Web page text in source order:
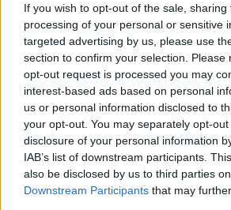
If you wish to opt-out of the sale,
processing of your personal or sensitive
targeted advertising by us, please use
section to confirm your selection. Please
opt-out request is processed you may
interest-based ads based on personal
us or personal information disclosed to
your opt-out. You may separately opt-
disclosure of your personal information
IAB’s list of downstream participants.
also be disclosed by us to third parties
Downstream Participants that may
2Συγκίνηση στο τελευταίο
Χαλκιά: Με την «Φάμπρικα»,
κλαρίνα αποχαιρέτησαν
φωνή της μεταπολίτευσης
3Ποιος είναι ο
Χασάμπης: Από το σκάκι,
Χημείας και στο «τιμόνι»
4Το πολωμένο μελτέμι που
φωτιές σε Αττική και
ισχυρότερα επεισόδια των
χρόνων»
5Ο Κώστας Σαμαράς